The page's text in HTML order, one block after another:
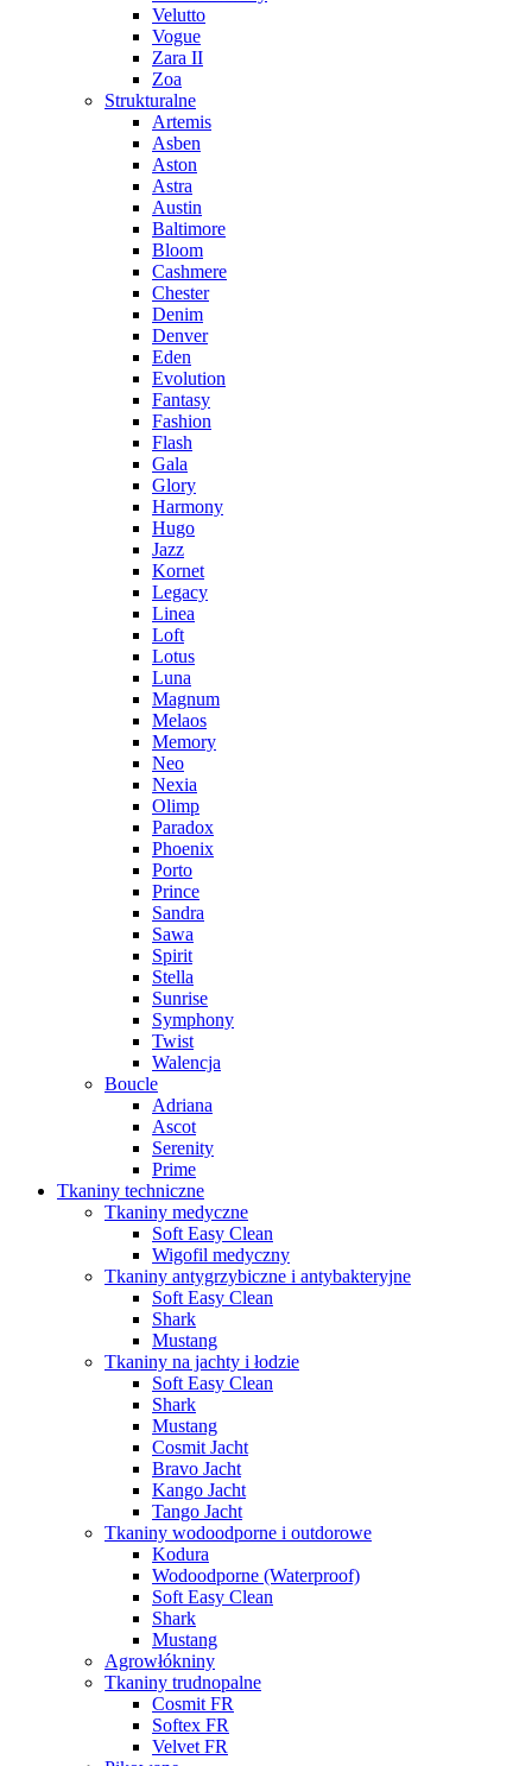
Velutto
Vogue
Zara II
Zoa
Strukturalne
Artemis
Asben
Aston
Astra
Austin
Baltimore
Bloom
Cashmere
Chester
Denim
Denver
Eden
Evolution
Fantasy
Fashion
Flash
Gala
Glory
Harmony
Hugo
Jazz
Kornet
Legacy
Linea
Loft
Lotus
Luna
Magnum
Melaos
Memory
Neo
Nexia
Olimp
Paradox
Phoenix
Porto
Prince
Sandra
Sawa
Spirit
Stella
Sunrise
Symphony
Twist
Walencja
Boucle
Adriana
Ascot
Serenity
Prime
Tkaniny techniczne
Tkaniny medyczne
Soft Easy Clean
Wigofil medyczny
Tkaniny antygrzybiczne i antybakteryjne
Soft Easy Clean
Shark
Mustang
Tkaniny na jachty i łodzie
Soft Easy Clean
Shark
Mustang
Cosmit Jacht
Bravo Jacht
Kango Jacht
Tango Jacht
Tkaniny wodoodporne i outdorowe
Kodura
Wodoodporne (Waterproof)
Soft Easy Clean
Shark
Mustang
Agrowłókniny
Tkaniny trudnopalne
Cosmit FR
Softex FR
Velvet FR